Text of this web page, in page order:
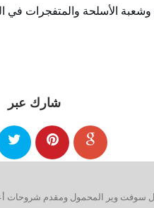
الأسلحة والمتفجرات في
شارك عبر
سوفت وير المحمول ومقدم شروحات